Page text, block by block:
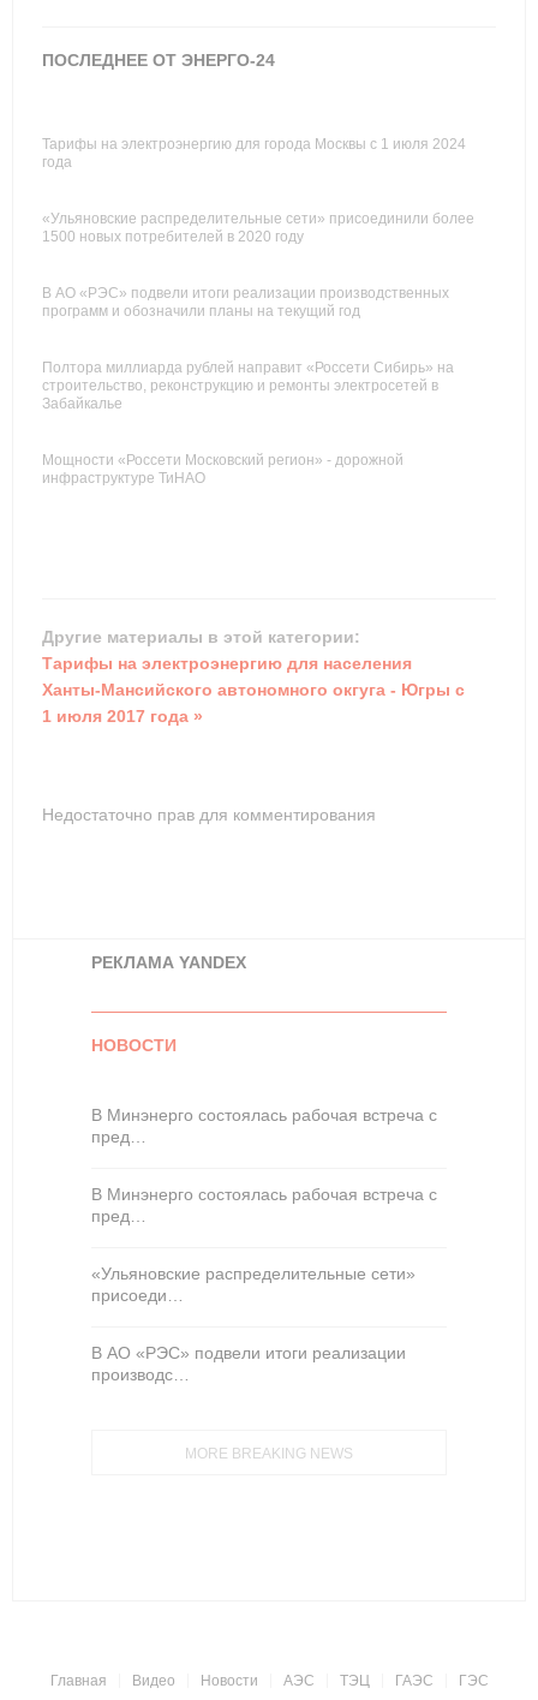
ПОСЛЕДНЕЕ ОТ ЭНЕРГО-24
Тарифы на электроэнергию для города Москвы с 1 июля 2024
года
«Ульяновские распределительные сети» присоединили более
1500 новых потребителей в 2020 году
В АО «РЭС» подвели итоги реализации производственных
программ и обозначили планы на текущий год
Полтора миллиарда рублей направит «Россети Сибирь» на
строительство, реконструкцию и ремонты электросетей в
Забайкалье
Мощности «Россети Московский регион» - дорожной
инфраструктуре ТиНАО
Другие материалы в этой категории:
Тарифы на электроэнергию для населения
Ханты-Мансийского автономного окгуга - Югры с
1 июля 2017 года »
Недостаточно прав для комментирования
РЕКЛАМА YANDEX
НОВОСТИ
В Минэнерго состоялась рабочая встреча с
пред…
В Минэнерго состоялась рабочая встреча с
пред…
«Ульяновские распределительные сети»
присоеди…
В АО «РЭС» подвели итоги реализации
производс…
MORE BREAKING NEWS
Главная Видео Новости АЭС ТЭЦ ГАЭС ГЭС